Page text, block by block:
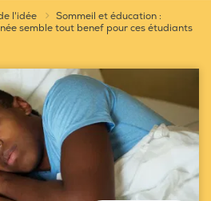
l'idée
Sommeil et éducation :
semble tout benef pour ces étudiants